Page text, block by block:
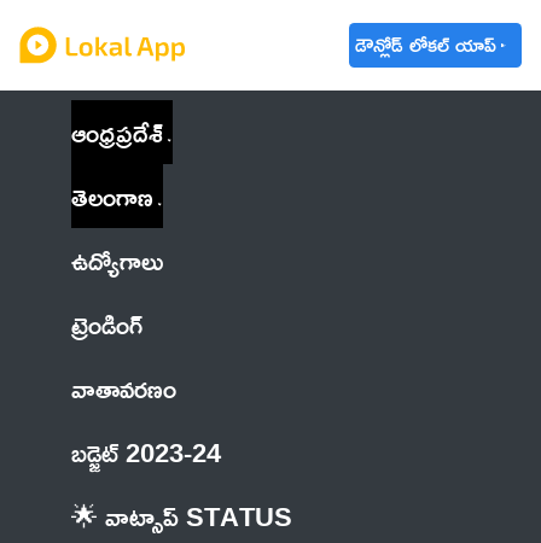
డౌన్లోడ్ లోకల్ యాప్
ఆంధ్రప్రదేశ్
తెలంగాణ
ఉద్యోగాలు
ట్రెండింగ్
వాతావరణం
బడ్జెట్ 2023-24
🌟 వాట్సాప్ STATUS